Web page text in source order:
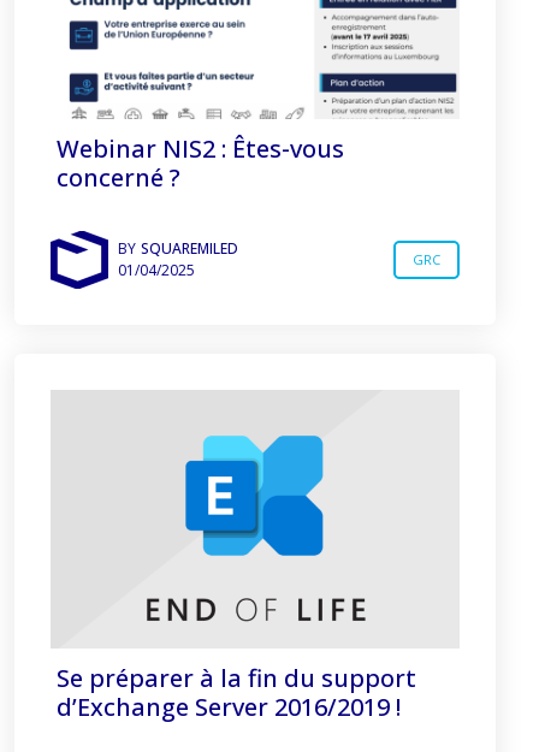
Webinar NIS2 : Êtes-vous
concerné ?
BY SQUAREMILED
01/04/2025
GRC
Se préparer à la fin du support
d’Exchange Server 2016/2019 !